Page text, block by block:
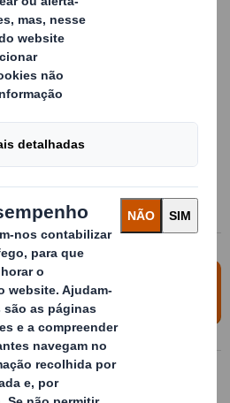
referências
de peças
na linha de montagem
entre em
metálicas sob medida